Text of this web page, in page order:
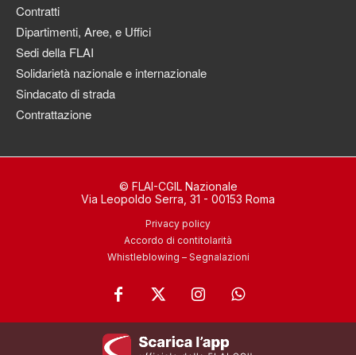
Contratti
Dipartimenti, Aree, e Uffici
Sedi della FLAI
Solidarietà nazionale e internazionale
Sindacato di strada
Contrattazione
© FLAI-CGIL Nazionale
Via Leopoldo Serra, 31 - 00153 Roma
Privacy policy
Accordo di contitolarità
Whistleblowing – Segnalazioni